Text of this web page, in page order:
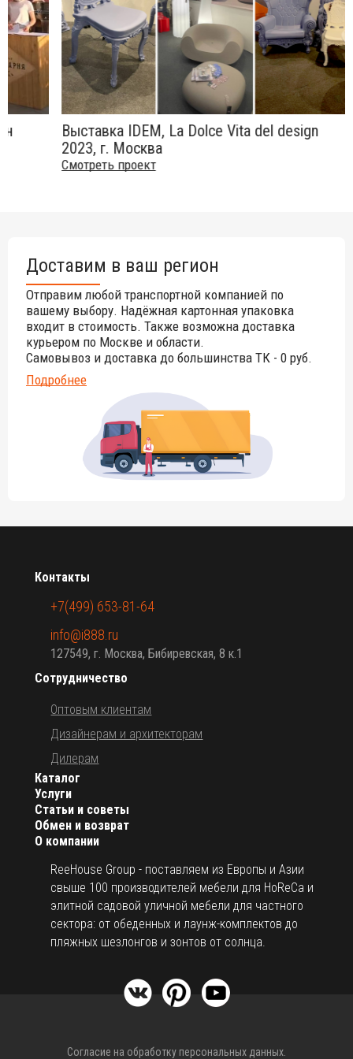
Выставка IDEM, La Dolce Vita del design
2023, г. Москва
Смотреть проект
Доставим в ваш регион
Отправим любой транспортной компанией по
вашему выбору. Надёжная картонная упаковка
входит в стоимость. Также возможна доставка
курьером по Москве и области.
Самовывоз и доставка до большинства ТК - 0 руб.
Подробнее
О компании
ReeHouse Group - поставляем из Европы и Азии
свыше 100 производителей мебели для HoReCa и
элитной садовой уличной мебели для частного
сектора: от обеденных и лаунж-комплектов до
пляжных шезлонгов и зонтов от солнца.
Каталог
Услуги
Статьи и советы
Обмен и возврат
Сотрудничество
Оптовым клиентам
Дизайнерам и архитекторам
Дилерам
Контакты
+7(499) 653-81-64
info@i888.ru
127549, г. Москва, Бибиревская, 8 к.1
Согласие на обработку персональных данных.